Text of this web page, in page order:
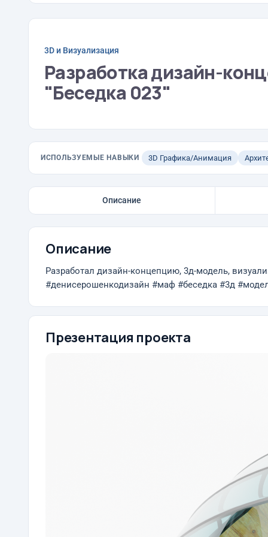
3D и Визуализация
Разработка дизайн-
"Беседка 023"
ИСПОЛЬЗУЕМЫЕ НАВЫКИ 3D Графика/Анимация
Описание
Описание
Разработал дизайн-концепцию, 3д-модель,
#денисерошенкодизайн #маф #беседка #3д
Презентация проекта